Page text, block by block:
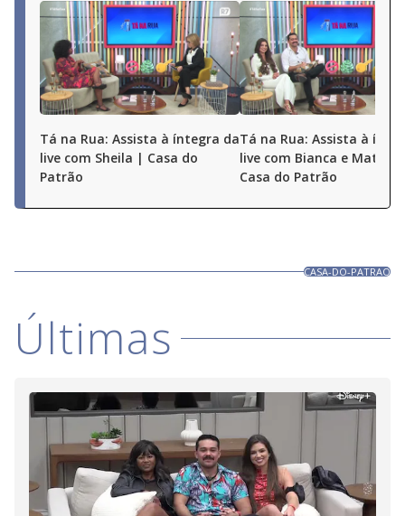
Tá na Rua: Assista à íntegra da
live com Sheila | Casa do
Patrão
Tá na Rua: Assista à
live com Bianca e
Casa do Patrão
CASA-DO-PATRAO
Últimas